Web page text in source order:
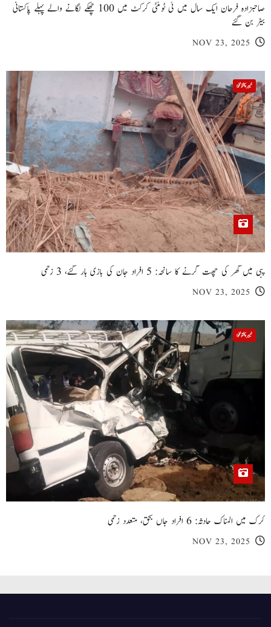
صاحبزادہ فرحان ایک سال میں ٹی ٹوئنٹی کرکٹ میں 100 چھکے لگانے والے پہلے پاکستانی
بیٹر بن گئے
NOV 23, 2025
خیبر پختونخوا
پبی میں گھر کی چھت گرنے کا سانحہ: 5 افراد جان کی بازی ہار گئے، 3 زخمی
NOV 23, 2025
خیبر پختونخوا
کرک میں المناک حادثہ: 6 افراد جاں بحق، متعدد زخمی
NOV 23, 2025